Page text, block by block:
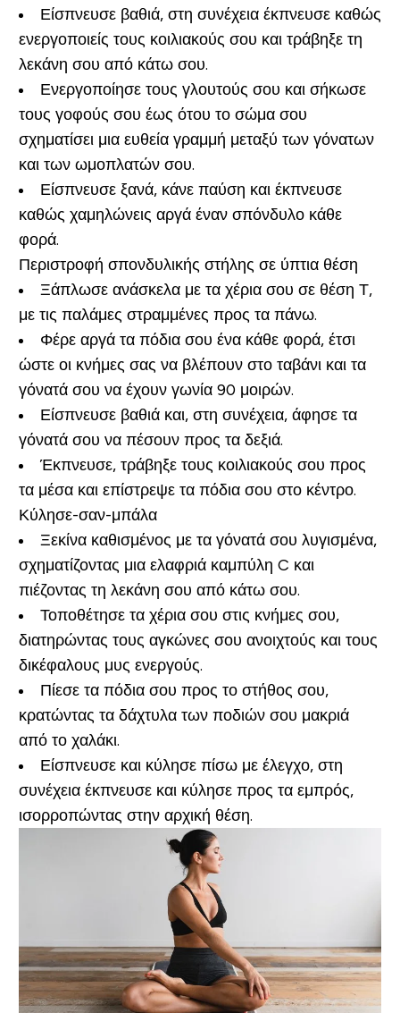
Είσπνευσε βαθιά, στη συνέχεια έκπνευσε καθώς
ενεργοποιείς τους κοιλιακούς σου και τράβηξε τη
λεκάνη σου από κάτω σου.
Ενεργοποίησε τους γλουτούς σου και σήκωσε
τους γοφούς σου έως ότου το σώμα σου
σχηματίσει μια ευθεία γραμμή μεταξύ των γόνατων
και των ωμοπλατών σου.
Είσπνευσε ξανά, κάνε παύση και έκπνευσε
καθώς χαμηλώνεις αργά έναν σπόνδυλο κάθε
φορά.
Περιστροφή σπονδυλικής στήλης σε ύπτια θέση
Ξάπλωσε ανάσκελα με τα χέρια σου σε θέση Τ,
με τις παλάμες στραμμένες προς τα πάνω.
Φέρε αργά τα πόδια σου ένα κάθε φορά, έτσι
ώστε οι κνήμες σας να βλέπουν στο ταβάνι και τα
γόνατά σου να έχουν γωνία 90 μοιρών.
Είσπνευσε βαθιά και, στη συνέχεια, άφησε τα
γόνατά σου να πέσουν προς τα δεξιά.
Έκπνευσε, τράβηξε τους κοιλιακούς σου προς
τα μέσα και επίστρεψε τα πόδια σου στο κέντρο.
Κύλησε-σαν-μπάλα
Ξεκίνα καθισμένος με τα γόνατά σου λυγισμένα,
σχηματίζοντας μια ελαφριά καμπύλη C και
πιέζοντας τη λεκάνη σου από κάτω σου.
Τοποθέτησε τα χέρια σου στις κνήμες σου,
διατηρώντας τους αγκώνες σου ανοιχτούς και τους
δικέφαλους μυς ενεργούς.
Πίεσε τα πόδια σου προς το στήθος σου,
κρατώντας τα δάχτυλα των ποδιών σου μακριά
από το χαλάκι.
Είσπνευσε και κύλησε πίσω με έλεγχο, στη
συνέχεια έκπνευσε και κύλησε προς τα εμπρός,
ισορροπώντας στην αρχική θέση.